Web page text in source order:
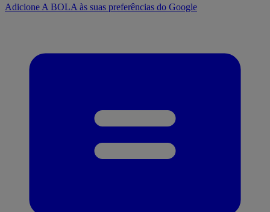
Adicione A BOLA às suas preferências do Google